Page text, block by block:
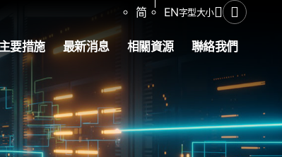
简 EN字型大小分享開啟搜尋
要措施 最新消息 相關資源 聯絡我們